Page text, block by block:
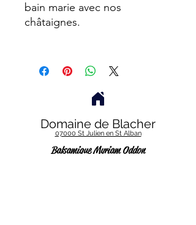
bain marie avec nos
châtaignes.
Domaine de Blacher
07000 St Julien en St Alban
Balsamique Myriam Oddon